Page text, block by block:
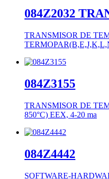
084Z2032
TRANSMISOR DE
084Z3155
TRANSMISOR DE
850°C) EEX, 4-20 ma
084Z4442
SOFTWARE-